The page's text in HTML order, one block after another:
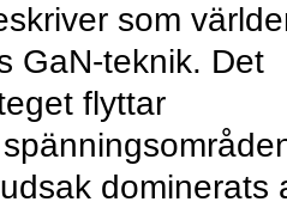
som
GaN-teknik. Det
flyttar
dominerats